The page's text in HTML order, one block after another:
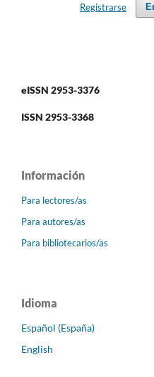
Registrarse
eISSN 2953-3376
ISSN 2953-3368
Información
Para lectores/as
Para autores/as
Para bibliotecarios/as
Idioma
Español (España)
English